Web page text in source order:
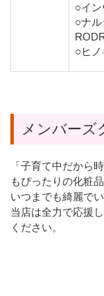
○イ
○ナ
○ヒ
メンバーズ
「子育て中だから
もぴったりの化粧
いつまでも綺麗で
当店は全力で応援
ください。